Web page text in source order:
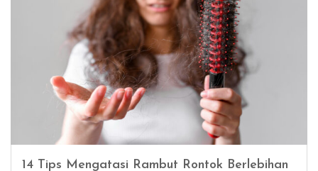
14 Tips Mengatasi Rambut Rontok Berlebihan